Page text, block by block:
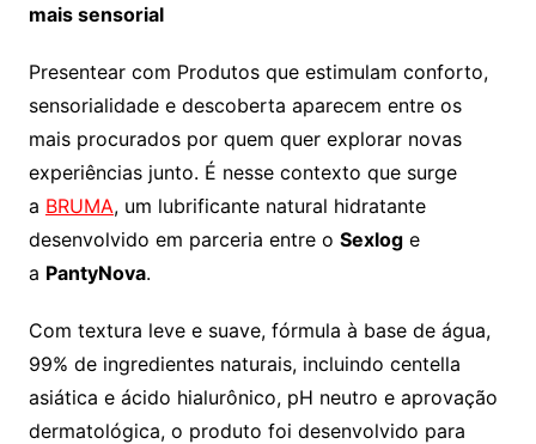
mais sensorial
Presentear com Produtos que estimulam conforto,
sensorialidade e descoberta aparecem entre os
mais procurados por quem quer explorar novas
experiências junto. É nesse contexto que surge
a BRUMA, um lubrificante natural hidratante
desenvolvido em parceria entre o Sexloge
a PantyNova.
Com textura leve e suave, fórmula à base de água,
99% de ingredientes naturais, incluindo centella
asiática e ácido hialurônico, pH neutro e aprovação
dermatológica, o produto foi desenvolvido para